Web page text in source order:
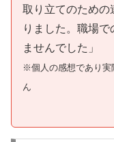
取り立てのための
りました。職場で
ませんでした」
※個人の感想であり実
ん